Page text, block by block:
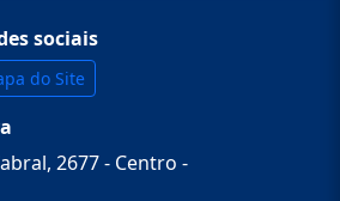
sociais
do Site
2677 - Centro -